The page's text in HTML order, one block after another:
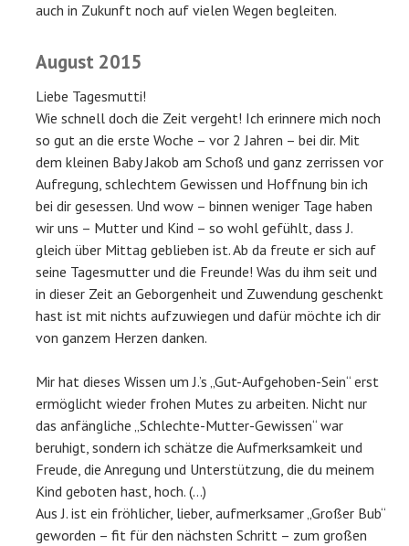
auch in Zukunft noch auf vielen Wegen begleiten.
August 2015
Liebe Tagesmutti!
Wie schnell doch die Zeit vergeht! Ich erinnere mich noch
so gut an die erste Woche – vor 2 Jahren – bei dir. Mit
dem kleinen Baby Jakob am Schoß und ganz zerrissen vor
Aufregung, schlechtem Gewissen und Hoffnung bin ich
bei dir gesessen. Und wow – binnen weniger Tage haben
wir uns – Mutter und Kind – so wohl gefühlt, dass J.
gleich über Mittag geblieben ist. Ab da freute er sich auf
seine Tagesmutter und die Freunde! Was du ihm seit und
in dieser Zeit an Geborgenheit und Zuwendung geschenkt
hast ist mit nichts aufzuwiegen und dafür möchte ich dir
von ganzem Herzen danken.
Mir hat dieses Wissen um J.’s „Gut-Aufgehoben-Sein“ erst
ermöglicht wieder frohen Mutes zu arbeiten. Nicht nur
das anfängliche „Schlechte-Mutter-Gewissen“ war
beruhigt, sondern ich schätze die Aufmerksamkeit und
Freude, die Anregung und Unterstützung, die du meinem
Kind geboten hast, hoch. (…)
Aus J. ist ein fröhlicher, lieber, aufmerksamer „Großer Bub“
geworden – fit für den nächsten Schritt – zum großen